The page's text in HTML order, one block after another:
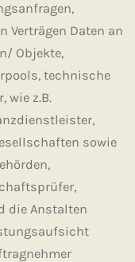
Verträgen Daten an
Objekte,
technische
wie z.B.
sowie
die Anstalten